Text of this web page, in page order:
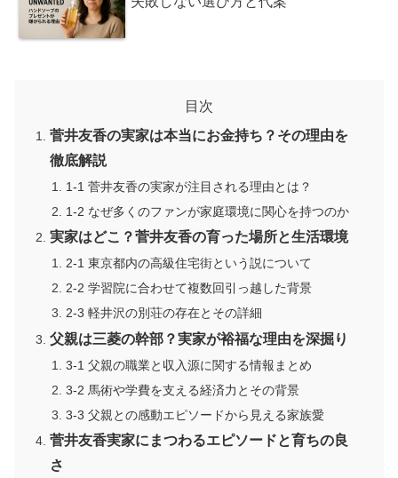
目次
菅井友香の実家は本当にお金持ち？その理由を
徹底解説
1-1 菅井友香の実家が注目される理由とは？
1-2 なぜ多くのファンが家庭環境に関心を持つのか
実家はどこ？菅井友香の育った場所と生活環境
2-1 東京都内の高級住宅街という説について
2-2 学習院に合わせて複数回引っ越した背景
2-3 軽井沢の別荘の存在とその詳細
父親は三菱の幹部？実家が裕福な理由を深掘り
3-1 父親の職業と収入源に関する情報まとめ
3-2 馬術や学費を支える経済力とその背景
3-3 父親との感動エピソードから見える家族愛
菅井友香実家にまつわるエピソードと育ちの良
さ